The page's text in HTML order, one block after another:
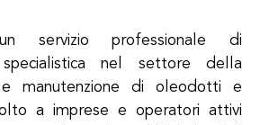
servizio professionale di
specialistica nel settore della
e manutenzione di oleodotti e
a imprese e operatori attivi